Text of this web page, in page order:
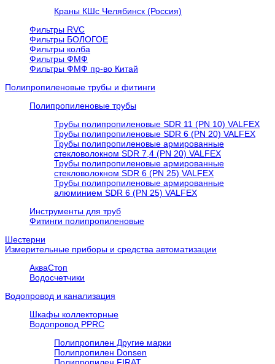
Краны КШс Челябинск (Россия)
Фильтры RVC
Фильтры БОЛОГОЕ
Фильтры колба
Фильтры ФМФ
Фильтры ФМФ пр-во Китай
Полипропиленовые трубы и фитинги
Полипропиленовые трубы
Трубы полипропиленовые SDR 11 (PN 10) VALFEX
Трубы полипропиленовые SDR 6 (PN 20) VALFEX
Трубы полипропиленовые армированные
стекловолокном SDR 7,4 (PN 20) VALFEX
Трубы полипропиленовые армированные
стекловолокном SDR 6 (PN 25) VALFEX
Трубы полипропиленовые армированные
алюминием SDR 6 (PN 25) VALFEX
Инструменты для труб
Фитинги полипропиленовые
Шестерни
Измерительные приборы и средства автоматизации
АкваСтоп
Водосчетчики
Водопровод и канализация
Шкафы коллекторные
Водопровод PPRC
Полипропилен Другие марки
Полипропилен Donsen